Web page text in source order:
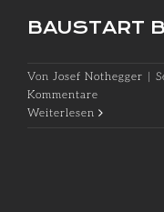
BAUSTART
Von Josef Nothegger |
Kommentare
Weiterlesen